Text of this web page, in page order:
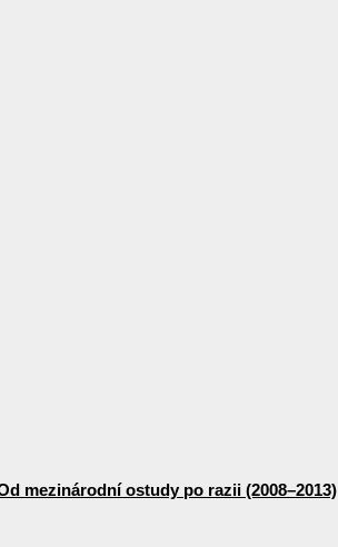
mezinárodní ostudy po razii (2008–2013)